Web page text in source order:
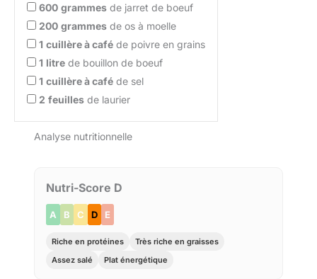
600 grammes de jarret de boeuf
200 grammes de os à moelle
1 cuillère à café de poivre en grains
1 litre de bouillon de boeuf
1 cuillère à café de sel
2 feuilles de laurier
Analyse nutritionnelle
Nutri-Score D
A B C D E
Riche en protéines
Très riche en graisses
Assez salé
Plat énergétique